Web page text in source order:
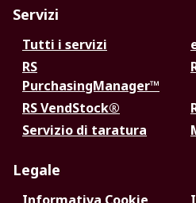
Servizi
Tutti i servizi
RS
PurchasingManager™
RS VendStock®
Servizio di taratura
Legale